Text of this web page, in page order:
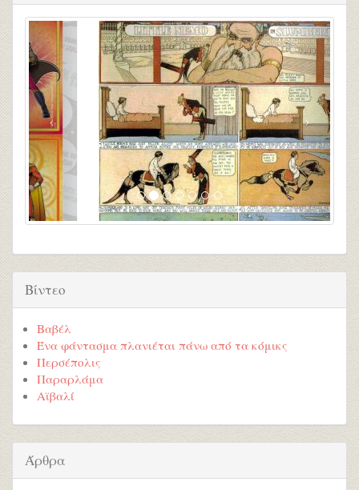
Βίντεο
Βαβέλ
Ένα φάντασμα πλανιέται πάνω από τα κόμικς
Περσέπολις
Παραρλάμα
Αϊβαλί
Άρθρα